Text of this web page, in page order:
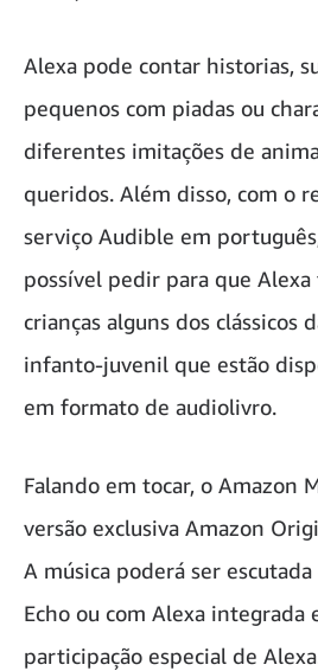
Alexa pode contar historias,
pequenos com piadas ou
diferentes imitações de
queridos. Além disso, com o
serviço Audible em
possível pedir para que Alexa
crianças alguns dos clássicos
infanto-juvenil que estão
em formato de audiolivro.
Falando em tocar, o Amazon
versão exclusiva Amazon
A música poderá ser
Echo ou com Alexa integrada
participação especial de